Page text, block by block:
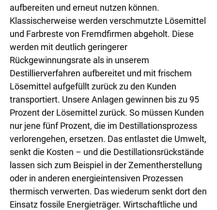
aufbereiten und erneut nutzen können.
Klassischerweise werden verschmutzte Lösemittel
und Farbreste von Fremdfirmen abgeholt. Diese
werden mit deutlich geringerer
Rückgewinnungsrate als in unserem
Destillierverfahren aufbereitet und mit frischem
Lösemittel aufgefüllt zurück zu den Kunden
transportiert. Unsere Anlagen gewinnen bis zu 95
Prozent der Lösemittel zurück. So müssen Kunden
nur jene fünf Prozent, die im Destillationsprozess
verlorengehen, ersetzen. Das entlastet die Umwelt,
senkt die Kosten – und die Destillationsrückstände
lassen sich zum Beispiel in der Zementherstellung
oder in anderen energieintensiven Prozessen
thermisch verwerten. Das wiederum senkt dort den
Einsatz fossile Energieträger. Wirtschaftliche und